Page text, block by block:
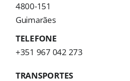
4800-151
Guimarães
TELEFONE
+351 967 042 273
TRANSPORTES